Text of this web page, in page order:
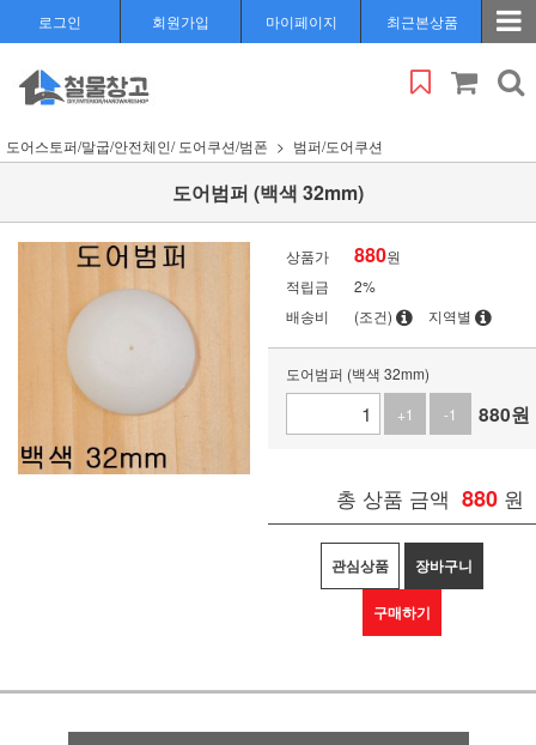
로그인 회원가입 마이페이지 최근본상품
도어스토퍼/말굽/안전체인/ 도어쿠션/범폰 범퍼/도어쿠션
도어범퍼 (백색 32mm)
상품가 880원
적립금
2%
배송비
(조건) 지역별
도어범퍼 (백색 32mm)
+1
-1 880원
총 상품 금액 880 원
관심상품 장바구니
구매하기